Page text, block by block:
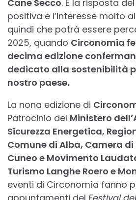
Cane Secco. E la risposta
positiva e l’interesse molto
quindi che potrà essere
2025, quando Circonomia
decima edizione
dedicato alla sostenibilità
nostro paese.
La nona edizione di
Patrocinio del Ministero
Sicurezza Energetica,
Comune di Alba, Camera
Cuneo e Movimento
Turismo Langhe Roero e
eventi di Circonomìa fanno